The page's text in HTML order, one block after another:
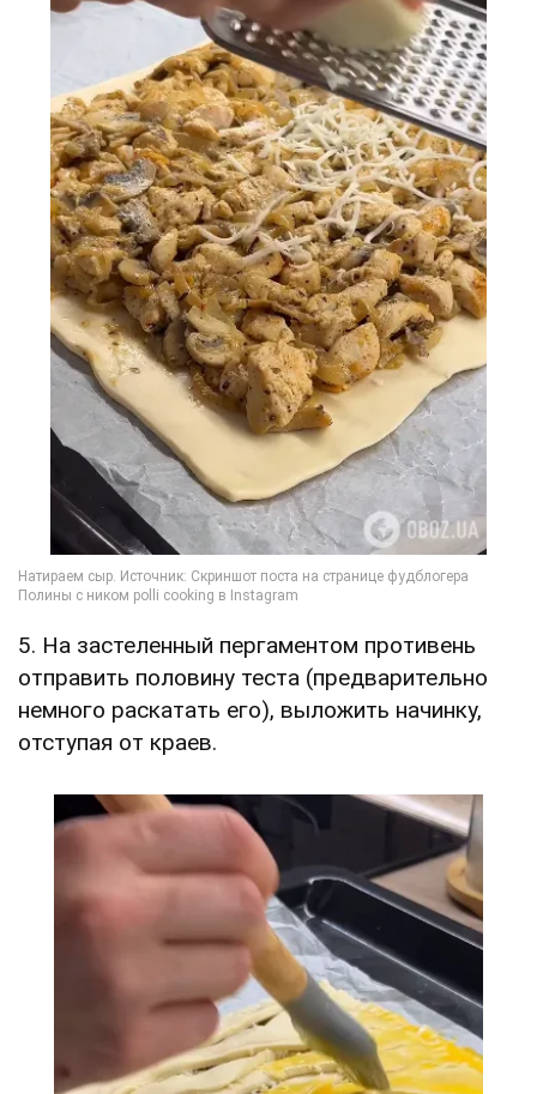
5. На застеленный пергаментом противень
отправить половину теста (предварительно
немного раскатать его), выложить начинку,
отступая от краев.